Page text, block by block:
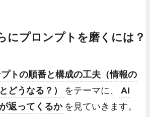
にプロンプトを磨くには？
トの順番と構成の工夫（情報の
どうなる？）
をテーマに、
AI
返ってくるか を見ていきます。